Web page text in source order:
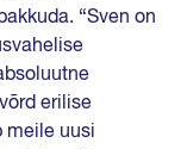
“Sven on
erilise
meile uusi